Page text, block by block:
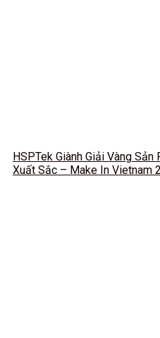
HSPTek Giành Giải Vàng
Xuất Sắc – Make In Vietnam